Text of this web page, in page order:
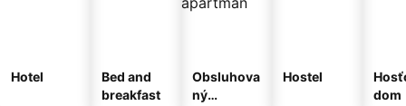
Hotel
Bed and
breakfast
Obsluhova
ný
Hostel
dom